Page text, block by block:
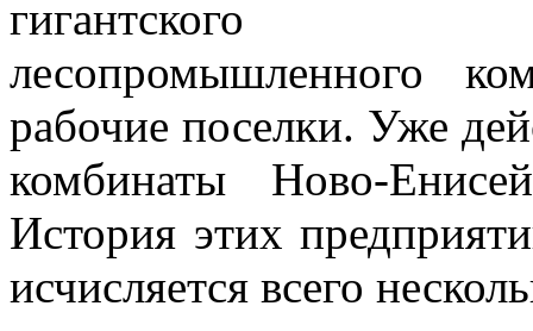
гигантского
лесопромышленного
рабочие поселки. Уже
комбинаты Ново-
История этих
ис­числяется всего